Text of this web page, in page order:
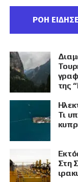
ΡΟΗ
της
Τι
Στη